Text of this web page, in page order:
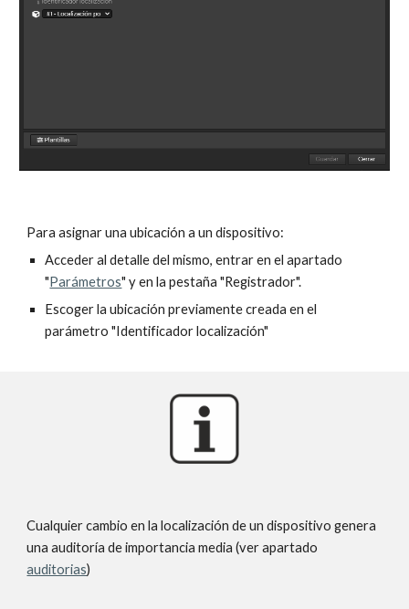
Para asignar una ubicación a un dispositivo:
Acceder al detalle del mismo, entrar en el apartado
"Parámetros" y en la pestaña "Registrador".
Escoger la ubicación previamente creada en el
parámetro "Identificador localización"
Cualquier cambio en la localización de un dispositivo genera
auditorias)